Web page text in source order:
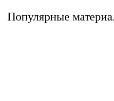
Популярные
Альтернатива